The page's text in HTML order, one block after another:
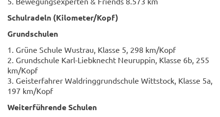
Schul­ra­deln (Ki­lo­me­ter/Kopf)
Grund­schu­len
1. Grüne Schu­le Wus­trau, Klas­se 5, 298 km/Kopf
2. Grund­schu­le Karl-​Liebknecht Neu­rup­pin, Klas­se 6b, 255
km/Kopf
3. Geis­ter­fah­rer Wald­ring­grund­schu­le Witt­stock, Klas­se 5a,
197 km/Kopf
Wei­ter­füh­ren­de Schu­len